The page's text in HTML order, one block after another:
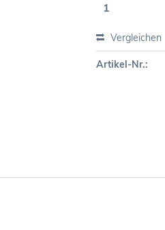
Vergleichen
Artikel-Nr.: